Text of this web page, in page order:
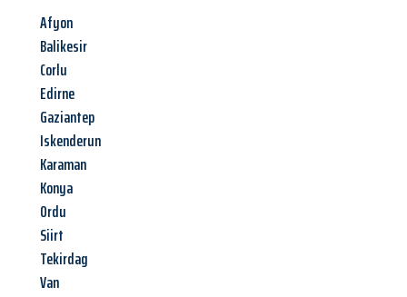
Afyon
Balikesir
Corlu
Edirne
Gaziantep
Iskenderun
Karaman
Konya
Ordu
Siirt
Tekirdag
Van